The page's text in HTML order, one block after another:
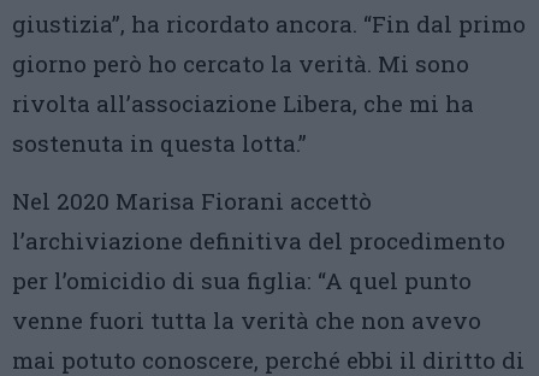
giustizia”, ha ricordato ancora. “Fin dal primo
giorno però ho cercato la verità. Mi sono
rivolta all’associazione Libera, che mi ha
sostenuta in questa lotta.”
Nel 2020 Marisa Fiorani accettò
l’archiviazione definitiva del procedimento
per l’omicidio di sua figlia: “A quel punto
venne fuori tutta la verità che non avevo
mai potuto conoscere, perché ebbi il diritto di